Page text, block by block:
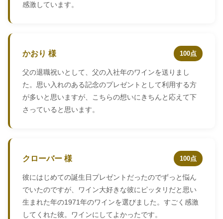
感激しています。
かおり 様 100点
父の退職祝いとして、父の入社年のワインを送りまし
た。思い入れのある記念のプレゼントとして利用する方
が多いと思いますが、こちらの想いにきちんと応えて下
さっていると思います。
クローバー 様 100点
彼にはじめての誕生日プレゼントだったのでずっと悩ん
でいたのですが、ワイン大好きな彼にピッタリだと思い
生まれた年の1971年のワインを選びました。すごく感激
してくれた彼。ワインにしてよかったです。